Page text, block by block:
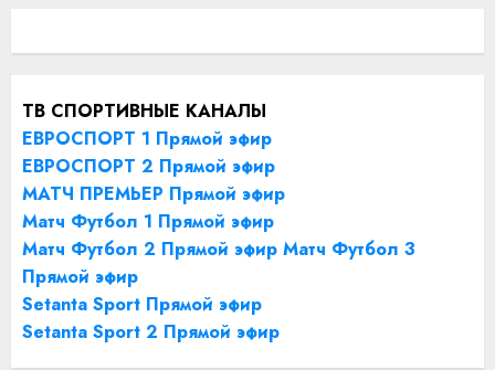
ТВ СПОРТИВНЫЕ КАНАЛЫ
ЕВРОСПОРТ 1 Прямой эфир
ЕВРОСПОРТ 2 Прямой эфир
МАТЧ ПРЕМЬЕР Прямой эфир
Матч Футбол 1 Прямой эфир
Матч Футбол 2 Прямой эфир Матч Футбол 3
Прямой эфир
Setanta Sport Прямой эфир
Setanta Sport 2 Прямой эфир